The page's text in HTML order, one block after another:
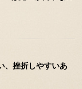
、挫折しやすいあ